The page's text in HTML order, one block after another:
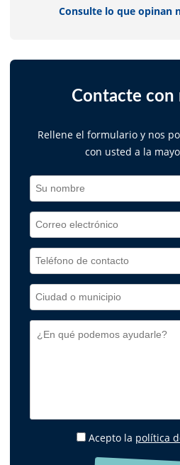
Consulte lo que opinan
Contacte con
Rellene el formulario y nos
con usted a la
Acepto la política